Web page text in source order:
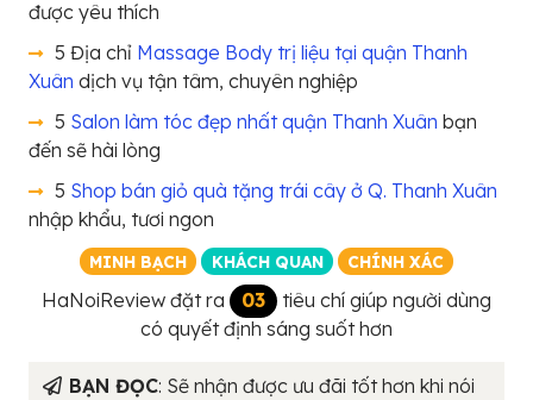
được yêu thích
5 Địa chỉ Massage Body trị liệu tại quận Thanh
Xuân dịch vụ tận tâm, chuyên nghiệp
5 Salon làm tóc đẹp nhất quận Thanh Xuân bạn
đến sẽ hài lòng
5 Shop bán giỏ quà tặng trái cây ở Q. Thanh Xuân
nhập khẩu, tươi ngon
MINH BẠCH KHÁCH QUAN CHÍNH XÁC
HaNoiReview đặt ra 03 tiêu chí giúp người dùng
có quyết định sáng suốt hơn
BẠN ĐỌC: Sẽ nhận được ưu đãi tốt hơn khi nói